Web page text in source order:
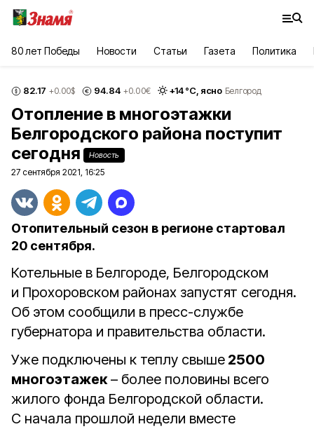
80 лет Победы Новости Статьи Газета Политика
82.17 +0.00$ 94.84 +0.00€ +14°С, ясно Белгород
Отопление в многоэтажки
Белгородского района поступит
сегодня
Новость
27 сентября 2021, 16:25
Отопительный сезон в регионе стартовал
20 сентября.
Котельные в Белгороде, Белгородском
и Прохоровском районах запустят сегодня.
Об этом сообщили в пресс-службе
губернатора и правительства области.
Уже подключены к теплу свыше 2500
многоэтажек– более половины всего
жилого фонда Белгородской области.
С начала прошлой недели вместе